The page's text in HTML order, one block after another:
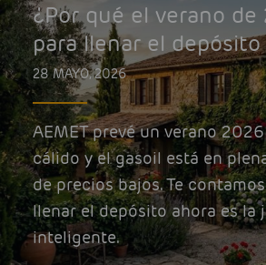
¿Por qué el verano
para llenar el
28 MAYO, 2026
AEMET prevé un verano
cálido y el gasoil está en
de precios bajos. Te
llenar el depósito ahora es la
inteligente.